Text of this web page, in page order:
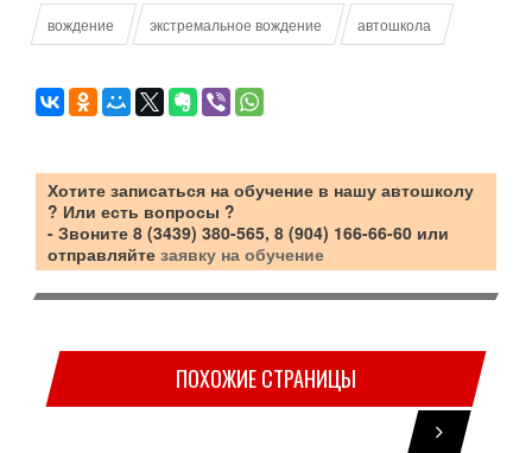
вождение экстремальное вождение автошкола
Хотите записаться на обучение в нашу автошколу
? Или есть вопросы ?
- Звоните 8 (3439) 380-565, 8 (904) 166-66-60 или
отправляйте заявку на обучение
ПОХОЖИЕ СТРАНИЦЫ